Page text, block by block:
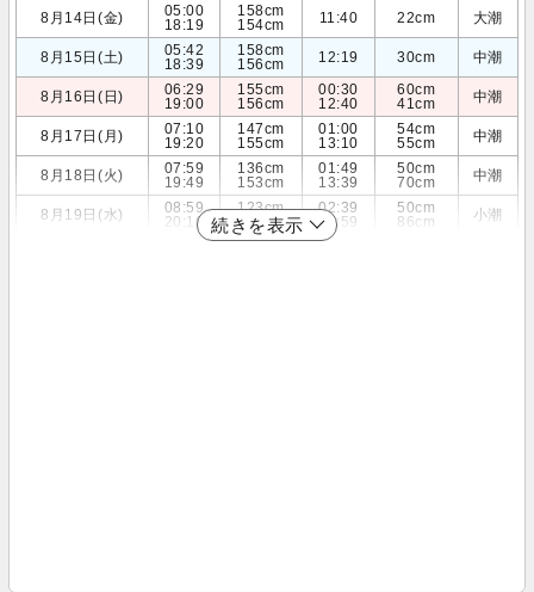
8月14日(金)
05:00
18:19
158cm
154cm
11:40 22cm 大潮
8月15日(土)
05:42
18:39
158cm
156cm
12:19 30cm 中潮
8月16日(日)
06:29
19:00
155cm
156cm
00:30
12:40
60cm
41cm
中潮
8月17日(月)
07:10
19:20
147cm
155cm
01:00
13:10
54cm
55cm
中潮
8月18日(火)
07:59
19:49
136cm
153cm
01:49
13:39
50cm
70cm
中潮
8月19日(水)
08:59
20:10
123cm
149cm
02:39
13:59
50cm
86cm
小潮
続きを表示